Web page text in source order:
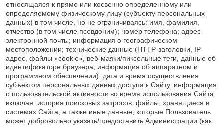
Курск
Луганск
Мариуполь
Москва
Мурманск
Набережные Челны
Нижневартовск
Нижнекамск
относящаяся к прямо или косвенно определенному или
определяемому физическому лицу (субъекту персональных
данных) в том числе, но не ограничиваясь: имя, фамилия,
отчество (в том числе псевдоним); номер телефона; адрес
электронной почты; информация о географическом
местоположении; технические данные (HTTP-заголовки, IP-
адрес, файлы «cookie», веб-маяки/пиксельные теги, данные об
идентификаторе браузера, информация об аппаратном и
программном обеспечении), дата и время осуществления
субъектом персональных данных доступа к Сайту, информация
о пользовательской активности во время использования Сайта,
включая: история поисковых запросов, файлы, хранящиеся в
системах Сайта, а также иные данные, которые Пользователь
может добровольно указать/предоставить Администрации (как